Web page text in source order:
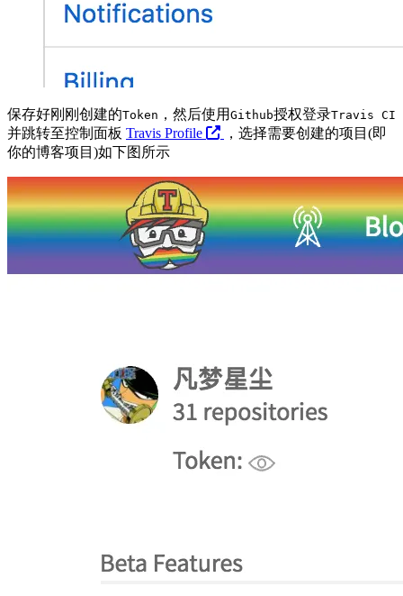
保存好刚刚创建的Token ，然后使用 Github授权登录Travis CI
并跳转至控制面板 Travis Profile
，选择需要创建的项目(即
你的博客项目)如下图所示